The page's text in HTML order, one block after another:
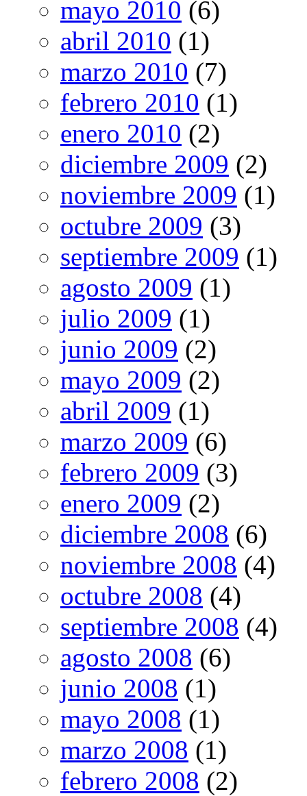
mayo 2010 (6)
abril 2010 (1)
marzo 2010 (7)
febrero 2010 (1)
enero 2010 (2)
diciembre 2009 (2)
noviembre 2009 (1)
octubre 2009 (3)
septiembre 2009 (1)
agosto 2009 (1)
julio 2009 (1)
junio 2009 (2)
mayo 2009 (2)
abril 2009 (1)
marzo 2009 (6)
febrero 2009 (3)
enero 2009 (2)
diciembre 2008 (6)
noviembre 2008 (4)
octubre 2008 (4)
septiembre 2008 (4)
agosto 2008 (6)
junio 2008 (1)
mayo 2008 (1)
marzo 2008 (1)
febrero 2008 (2)